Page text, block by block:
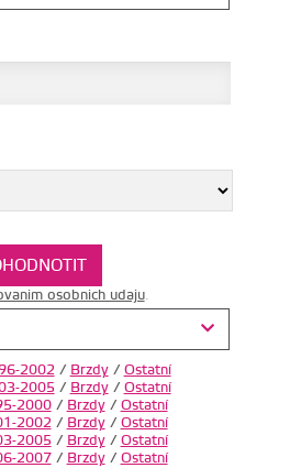
osobnich udaju.
2002 / Brzdy/ Ostatní
2005/ Brzdy/ Ostatní
2000/ Brzdy/ Ostatní
2002 / Brzdy/ Ostatní
2005/ Brzdy/ Ostatní
2007/ Brzdy/ Ostatní